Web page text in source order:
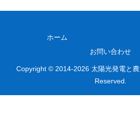
ホーム
お問い合わせ
Copyright © 2014-2026 太陽光発電と
Reserved.